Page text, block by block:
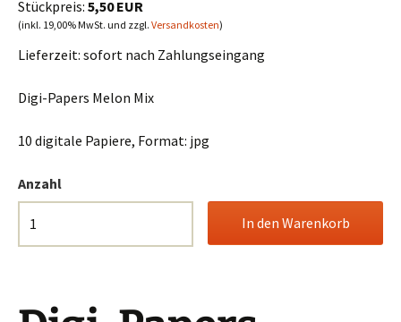
Stückpreis: 5,50 EUR
(inkl. 19,00% MwSt. und zzgl. Versandkosten)
Lieferzeit: sofort nach Zahlungseingang
Digi-Papers Melon Mix
10 digitale Papiere, Format: jpg
Anzahl